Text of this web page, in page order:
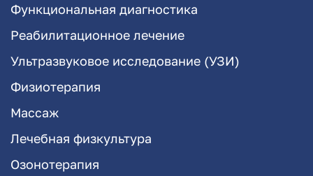
Функциональная диагностика
Реабилитационное лечение
Ультразвуковое исследование (УЗИ)
Физиотерапия
Массаж
Лечебная физкультура
Озонотерапия